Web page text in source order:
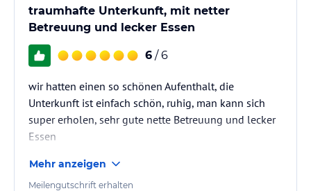
traumhafte Unterkunft, mit netter
Betreuung und lecker Essen
6 / 6
wir hatten einen so schönen Aufenthalt, die
Unterkunft ist einfach schön, ruhig, man kann sich
super erholen, sehr gute nette Betreuung und lecker
Essen
Mehr anzeigen
Meilengutschrift erhalten